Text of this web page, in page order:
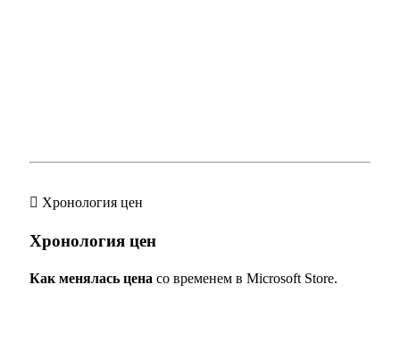
Хронология цен
Хронология цен
Как менялась цена со временем в Microsoft Store.